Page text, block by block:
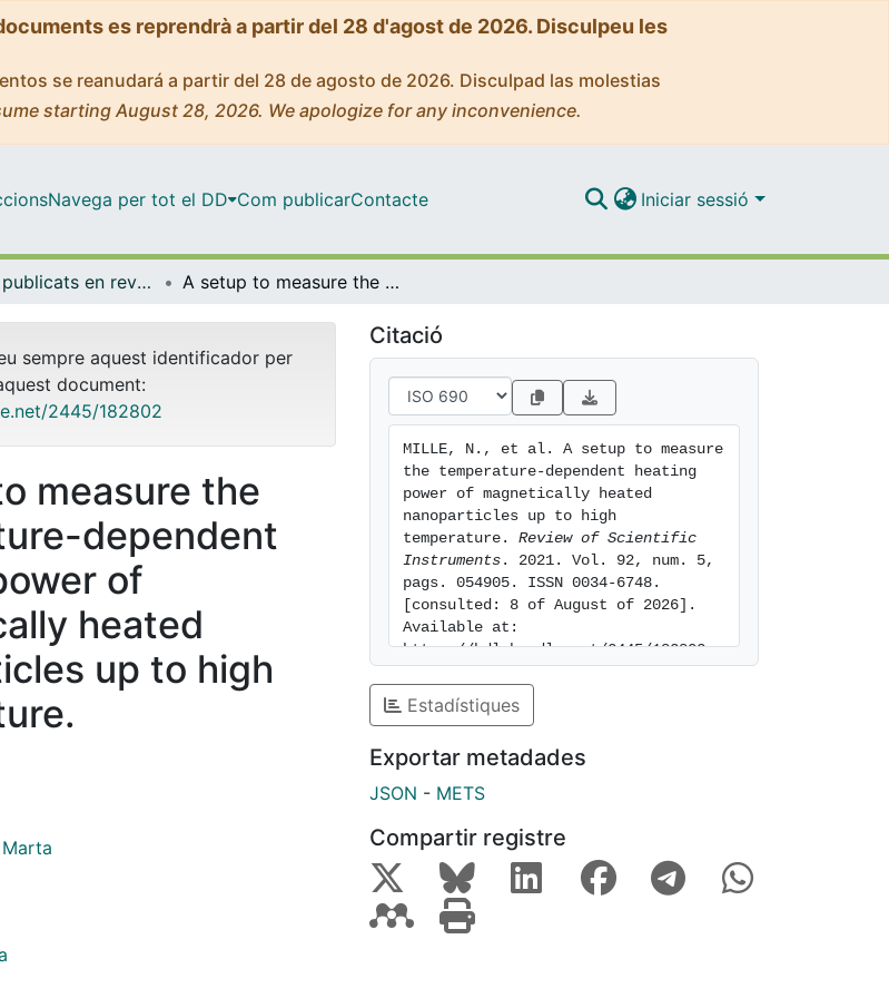
es reprendrà a partir del 28 d'agost de 2026. Disculpeu les
se reanudará a partir del 28 de agosto de 2026. Disculpad las molestias
starting August 28, 2026. We apologize for any inconvenience.
Navega per tot el DD Com publicarContacte Iniciar sessió
Articles publicats en revistes (Química Inorgànica i Orgànica) A setup to measure the temperature-dependent heating power of magnetically heated nanoparticles up to high temperature.
sempre aquest identificador per
document:
2445/182802
measure the
dependent
of
heated
up to high
Citació
MILLE, N., et al. A setup to measure
the temperature-dependent heating
power of magnetically heated
nanoparticles up to high
temperature. Review of Scientific
Instruments . 2021. Vol. 92, num. 5,
pags. 054905. ISSN 0034-6748.
[consulted: 8 of August of 2026].
Available at:
https://hdl.handle.net/2445/182802
Estadístiques
Exportar metadades
JSON - METS
Compartir registre